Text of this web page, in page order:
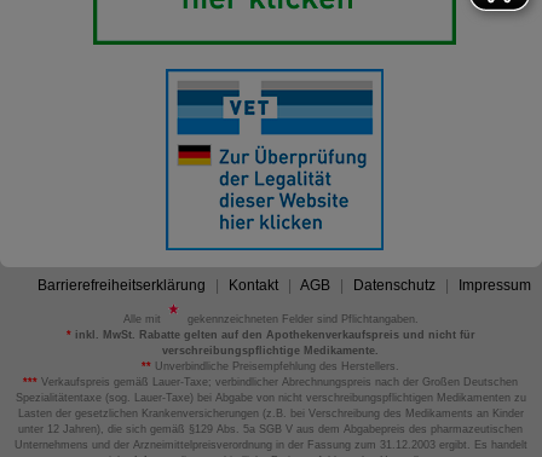
Barrierefreiheitserklärung Kontakt AGB Datenschutz Impressum
Alle mit
gekennzeichneten Felder sind Pflichtangaben.
*inkl. MwSt. Rabatte gelten auf den Apothekenverkaufspreis und nicht für
verschreibungspflichtige Medikamente.
** Unverbindliche Preisempfehlung des Herstellers.
*** Verkaufspreis gemäß Lauer-Taxe; verbindlicher Abrechnungspreis nach der Großen Deutschen
Spezialitätentaxe (sog. Lauer-Taxe) bei Abgabe von nicht verschreibungspflichtigen Medikamenten zu
Lasten der gesetzlichen Krankenversicherungen (z.B. bei Verschreibung des Medikaments an Kinder
unter 12 Jahren), die sich gemäß §129 Abs. 5a SGB V aus dem Abgabepreis des pharmazeutischen
Unternehmens und der Arzneimittelpreisverordnung in der Fassung zum 31.12.2003 ergibt. Es handelt